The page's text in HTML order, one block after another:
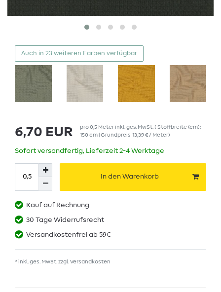
Auch in 23 weiteren Farben verfügbar
6,70 EUR pro0,5 Meterinkl. ges. MwSt. ( Stoffbreite (cm):
150 cm | Grundpreis 13,39 € / Meter)
Sofort versandfertig, Lieferzeit 2-4 Werktage
In den Warenkorb
Kauf auf Rechnung
30 Tage Widerrufsrecht
Versandkostenfrei ab 59€
* inkl. ges. MwSt. zzgl. Versandkosten